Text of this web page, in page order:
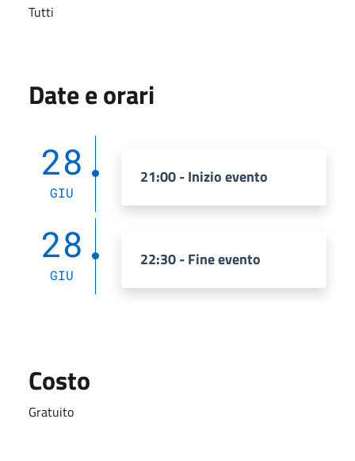
Tutti
Date e orari
28
GIU
21:00 - Inizio evento
28
GIU
22:30 - Fine evento
Costo
Gratuito